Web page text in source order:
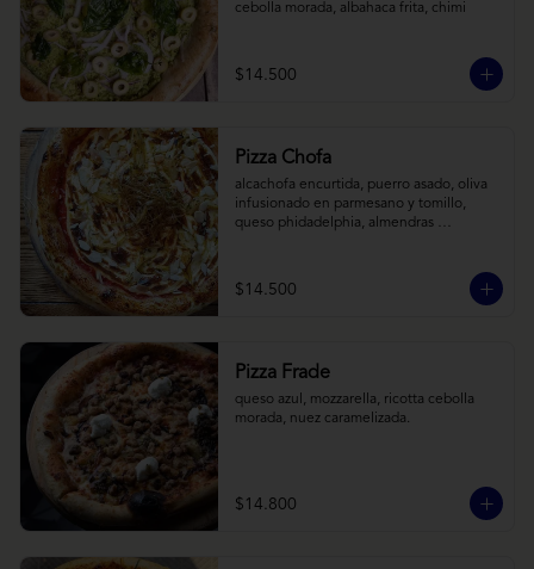
cebolla morada, albahaca frita, chimi
$14.500
Pizza Chofa
alcachofa encurtida, puerro asado, oliva
infusionado en parmesano y tomillo,
queso phidadelphia, almendras
$14.500
Pizza Frade
queso azul, mozzarella, ricotta cebolla
morada, nuez caramelizada.
$14.800